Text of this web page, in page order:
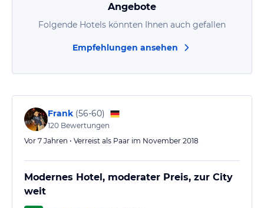
Angebote
Folgende Hotels könnten Ihnen auch gefallen
Empfehlungen ansehen
Frank (56-60)
120 Bewertungen
Vor 7 Jahren • Verreist als Paar im November 2018
Modernes Hotel, moderater Preis, zur City
weit